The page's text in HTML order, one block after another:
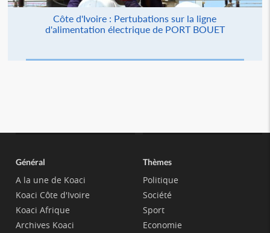
Côte d'Ivoire : Pertubations sur la ligne
d'alimentation électrique de PORT BOUET
Général
A la une de Koaci
Koaci Côte d'Ivoire
Koaci Afrique
Archives Koaci
Thèmes
Politique
Société
Sport
Economie